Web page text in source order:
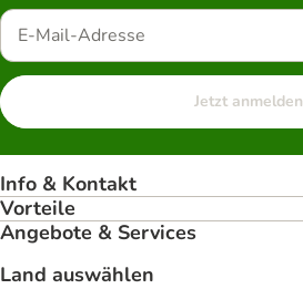
Jetzt anmelden
Info & Kontakt
Vorteile
Angebote & Services
Land auswählen